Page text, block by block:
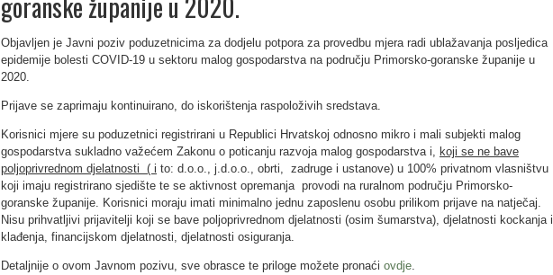
Objavljen je Javni poziv poduzetnicima za dodjelu potpora za provedbu mjera radi ublažavanja posljedica
epidemije bolesti COVID-19 u sektoru malog gospodarstva na području Primorsko-goranske županije u
2020.
Prijave se zaprimaju kontinuirano, do iskorištenja raspoloživih sredstava.
Korisnici mjere su poduzetnici registrirani u Republici Hrvatskoj odnosno mikro i mali subjekti malog
gospodarstva sukladno važećem Zakonu o poticanju razvoja malog gospodarstva i, koji se ne bave
poljoprivrednom djelatnosti ( i to: d.o.o., j.d.o.o., obrti, zadruge i ustanove) u 100% privatnom vlasništvu
koji imaju registrirano sjedište te se aktivnost opremanja provodi na ruralnom području Primorsko-
goranske županije. Korisnici moraju imati minimalno jednu zaposlenu osobu prilikom prijave na natječaj.
Nisu prihvatljivi prijavitelji koji se bave poljoprivrednom djelatnosti (osim šumarstva), djelatnosti kockanja i
klađenja, financijskom djelatnosti, djelatnosti osiguranja.
Detaljnije o ovom Javnom pozivu, sve obrasce te priloge možete pronaći ovdje.